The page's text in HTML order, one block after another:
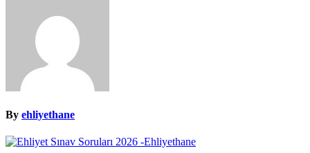
By ehliyethane